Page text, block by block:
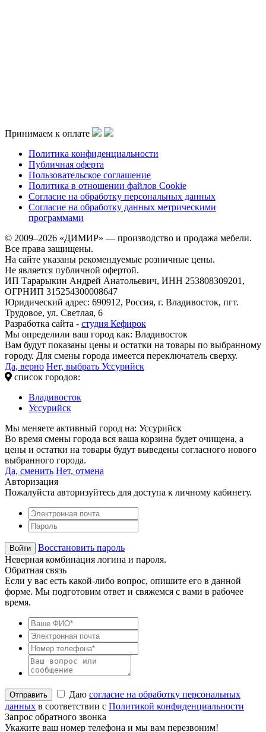
Принимаем к оплате
Политика конфиденциальности
Публичная оферта
Пользовательское соглашение
Политика в отношении файлов Cookie
Согласие на обработку персональных данных
Согласие на обработку данных метрическими
программами
© 2009–2026 «ДИМИР» — производство и продажа мебели.
Все права защищены.
На сайте указаны рекомендуемые розничные цены.
Не является публичной офертой.
ИП Тарарыкин Андрей Анатольевич, ИНН 253808309201,
ОГРНИП 315254300008647
Юридический адрес: 690912, Россия, г. Владивосток, пгт.
Трудовое, ул. Светлая, 6
Разработка сайта - студия Кефирок
Мы определили ваш город как: Владивосток
Вам будут показаны цены и остатки на товары по выбранному
городу. Для смены города имеется переключатель сверху.
Да, верно Нет, выбрать Уссурийск
список городов:
Владивосток
Уссурийск
Мы меняете активный город на: Уссурийск
Во время смены города вся ваша корзина будет очищена, а
цены и остатки на товары будут выведены согласного нового
выбранного города.
Да, сменить Нет, отмена
Авторизация
Пожалуйста авторизуйтесь для доступа к личному кабинету.
Восстановить пароль
Неверная комбинация логина и пароля.
Обратная связь
Если у вас есть какой-либо вопрос, опишите его в данной
форме. Мы подготовим ответ и свяжемся с вами в рабочее
время.
Даю согласие на обработку персональных
данных в соответствии с Политикой конфиденциальности
Запрос обратного звонка
Укажите ваш номер телефона и мы вам перезвоним!